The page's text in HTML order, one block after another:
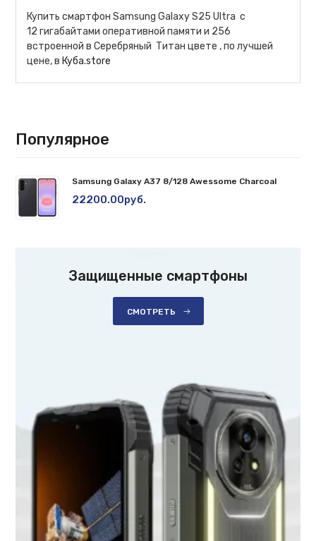
Купить смартфон Samsung Galaxy S25 Ultra с
12 гигабайтами оперативной памяти и 256
встроенной в Серебряный Титан цвете , по лучшей
цене, в Куба.store
Популярное
Samsung Galaxy A37 8/128 Awessome Charcoal
22200.00руб.
Защищенные смартфоны
СМОТРЕТЬ